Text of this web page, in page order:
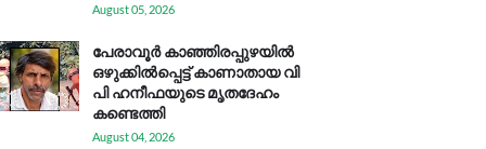
August 05, 2026
പേരാവൂർ കാഞ്ഞിരപ്പുഴയിൽ
ഒഴുക്കിൽപ്പെട്ട് കാണാതായ വി
പി ഹനീഫയുടെ മൃതദേഹം
കണ്ടെത്തി
August 04, 2026